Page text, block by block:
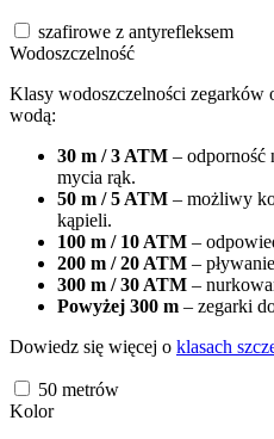
szafirowe z antyrefleksem
Wodoszczelność
Klasy wodoszczelności zegarków
wodą:
30 m / 3 ATM – odporność
mycia rąk.
50 m / 5 ATM – możliwy
kąpieli.
100 m / 10 ATM –
200 m / 20 ATM –
300 m / 30 ATM –
Powyżej 300 m – zegarki
Dowiedz się więcej o klasach
50 metrów
Kolor